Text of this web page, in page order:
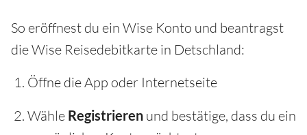
So eröffnest du ein Wise Konto und beantragst
die Wise Reisedebitkarte in Detschland:
Öffne die App oder Internetseite
Wähle Registrieren und bestätige, dass du ein